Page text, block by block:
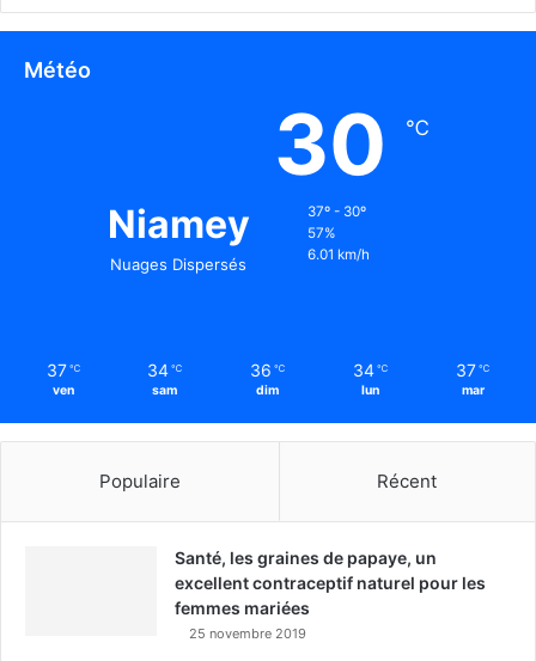
Météo
Niamey
Nuages Dispersés
30 ℃
37º - 30º
57%
6.01 km/h
37 ℃
ven
34 ℃
sam
36 ℃
dim
34 ℃
lun
37 ℃
mar
Populaire Récent
Santé, les graines de papaye, un
excellent contraceptif naturel pour les
femmes mariées
25 novembre 2019